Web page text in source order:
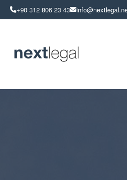
+90 312 806 23 43